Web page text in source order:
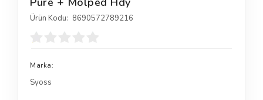
Ürün Kodu: 8690572789216
Marka:
Syoss